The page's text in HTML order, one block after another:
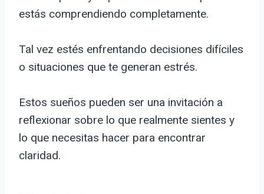
estás comprendiendo completamente.
Tal vez estés enfrentando decisiones difíciles
o situaciones que te generan estrés.
Estos sueños pueden ser una invitación a
reflexionar sobre lo que realmente sientes y
lo que necesitas hacer para encontrar
claridad.